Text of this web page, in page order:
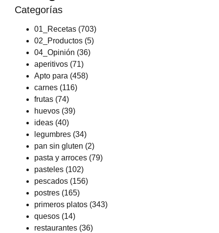
Categorías
01_Recetas (703)
02_Productos (5)
04_Opinión (36)
aperitivos (71)
Apto para (458)
carnes (116)
frutas (74)
huevos (39)
ideas (40)
legumbres (34)
pan sin gluten (2)
pasta y arroces (79)
pasteles (102)
pescados (156)
postres (165)
primeros platos (343)
quesos (14)
restaurantes (36)